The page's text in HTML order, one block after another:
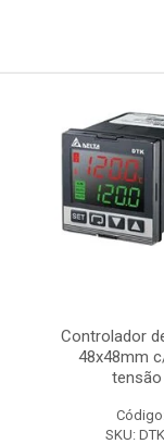
Controlador
48x48mm
tensão
SKU: